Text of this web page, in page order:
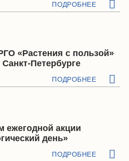
ПОДРОБНЕЕ
«Растения с пользой»
Петербурге
ПОДРОБНЕЕ
ежегодной акции
день»
ПОДРОБНЕЕ